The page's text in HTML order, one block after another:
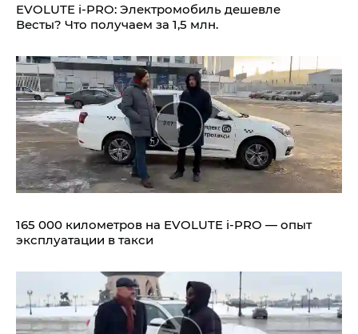
EVOLUTE i‑PRO: Электромобиль дешевле
Весты? Что получаем за 1,5 млн.
165 000 километров на EVOLUTE i‑PRO — опыт
эксплуатации в такси